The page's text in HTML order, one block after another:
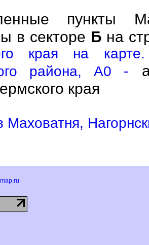
пункты
в секторе Б на
края на
района, A0 -
края
Маховатня,